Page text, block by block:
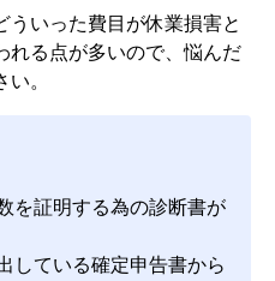
ういった費目が休業損害と
れる点が多いので、悩んだ
。
を証明する為の診断書が
している確定申告書から